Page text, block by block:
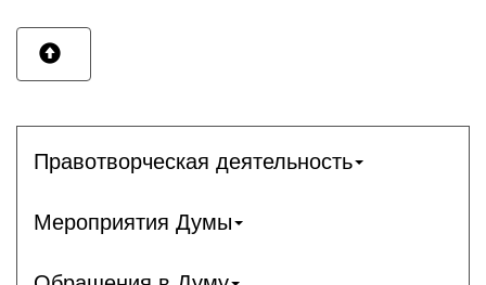
Правотворческая деятельность
Мероприятия Думы